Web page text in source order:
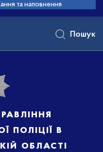
та наповнення
поліції в
області
Пошук